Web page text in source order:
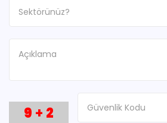
9 + 2